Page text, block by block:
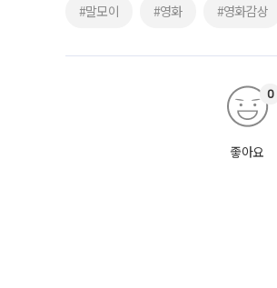
#말모이 #영화 #영화감상
좋아요
0